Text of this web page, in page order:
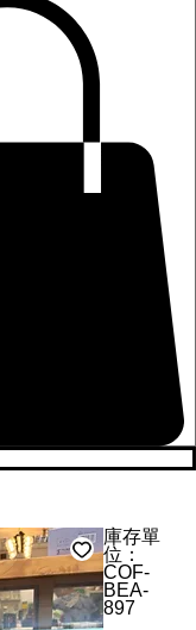
庫存單
位：
COF-
BEA-
897